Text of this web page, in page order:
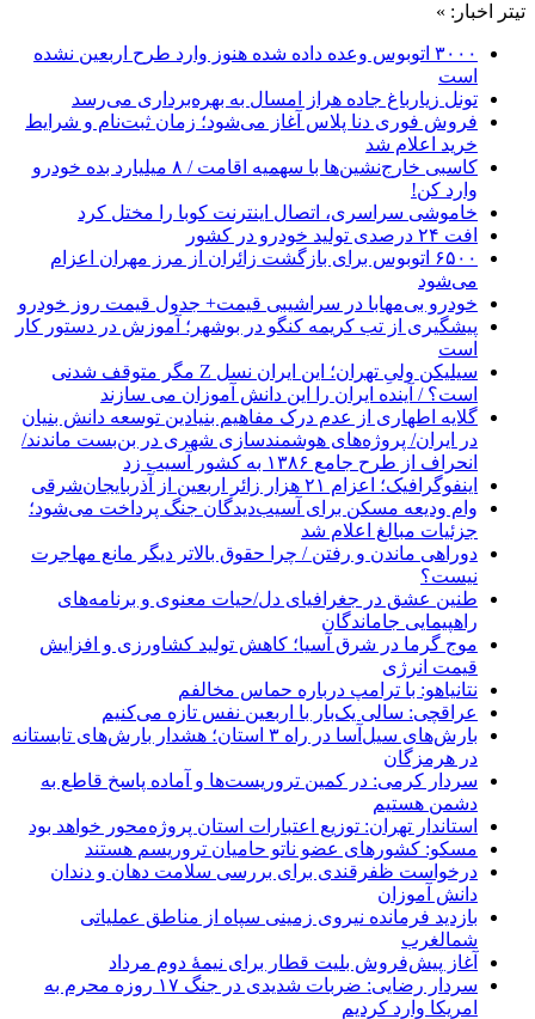
تیتر اخبار: »
۳۰۰۰ اتوبوس وعده داده شده هنوز وارد طرح اربعین نشده
است
تونل زیارباغ جاده هراز امسال به بهره‌برداری می‌رسد
فروش فوری دنا پلاس آغاز می‌شود؛ زمان ثبت‌نام و شرایط
خرید اعلام شد
کاسبی خارج‌نشین‌ها با سهمیه اقامت / ۸ میلیارد بده خودرو
وارد کن!
خاموشی سراسری، اتصال اینترنت کوبا را مختل کرد
افت ۲۴ درصدی تولید خودرو در کشور
۶۵۰۰ اتوبوس برای بازگشت زائران از مرز مهران اعزام
می‌شود
خودرو بی‌مهابا در سراشیبی قیمت+ جدول قیمت روز خودرو
پیشگیری از تب کریمه کنگو در بوشهر؛ آموزش در دستور کار
است
سیلیکن ولیِ تهران؛ این ایران نسل Z مگر متوقف شدنی
است؟ / آینده ایران را این دانش آموزان می سازند
گلایه اطهاری از عدم درک مفاهیم بنیادین توسعه دانش بنیان
در ایران/ پروژه‌های هوشمندسازی شهری در بن‌بست ماندند/
انحراف از طرح جامع ۱۳۸۶ به کشور آسیب زد
اینفوگرافیک؛ اعزام ۲۱ هزار زائر اربعین از آذربایجان‌شرقی
وام ودیعه مسکن برای آسیب‌دیدگان جنگ پرداخت می‌شود؛
جزئیات مبالغ اعلام شد
دوراهی ماندن و رفتن / چرا حقوق بالاتر دیگر مانع مهاجرت
نیست؟
طنین عشق در جغرافیای دل/حیات معنوی و برنامه‌های
راهپیمایی جاماندگان
موج گرما در شرق آسیا؛ کاهش تولید کشاورزی و افزایش
قیمت انرژی
نتانیاهو: با ترامپ درباره حماس مخالفم
عراقچی: سالی یک‌بار با اربعین نفس تازه می‌کنیم
بارش‌های سیل‌آسا در راه ۳ استان؛ هشدار بارش‌های تابستانه
در هرمزگان
سردار کرمی: در کمین تروریست‌ها و آماده پاسخ قاطع به
دشمن هستیم
استاندار تهران: توزیع اعتبارات استان پروژه‌محور خواهد بود
مسکو: کشورهای عضو ناتو حامیان تروریسم هستند
درخواست ظفرقندی برای بررسی سلامت دهان و دندان
دانش آموزان
بازدید فرمانده نیروی زمینی سپاه از مناطق عملیاتی
شمالغرب
آغاز پیش‌فروش بلیت قطار برای نیمۀ دوم مرداد
سردار رضایی: ضربات شدیدی در جنگ ۱۷ روزه محرم به
امریکا وارد کردیم